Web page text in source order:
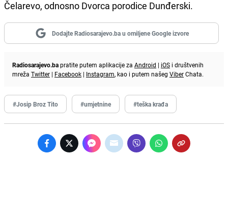
Čelarevo, odnosno Dvorca porodice Dunđerski.
Dodajte Radiosarajevo.ba u omiljene Google izvore
Radiosarajevo.bapratite putem aplikacije za Android | iOS i društvenih
mreža Twitter | Facebook | Instagram, kao i putem našeg ViberChata.
#Josip Broz Tito #umjetnine #teška krađa